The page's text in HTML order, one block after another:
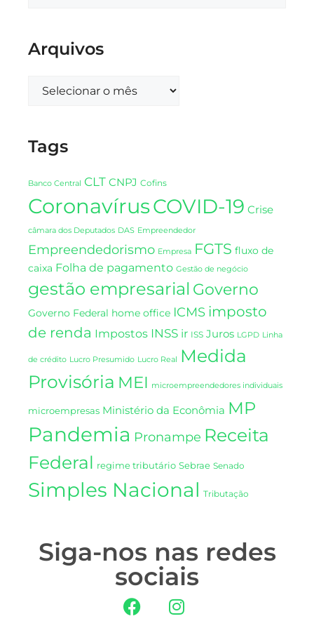
Arquivos
Tags
Banco Central CLT CNPJ Cofins
CoronavírusCOVID-19 Crise
câmara dos Deputados DAS Empreendedor
Empreendedorismo Empresa FGTS fluxo de
caixa Folha de pagamento Gestão de negócio
gestão empresarial Governo
Governo Federal home office ICMS imposto
de renda Impostos INSS ir ISS Juros LGPD Linha
de crédito Lucro Presumido Lucro Real
Medida
Provisória MEI microempreendedores individuais
microempresas Ministério da Econômia MP
Pandemia Pronampe Receita
Federal regime tributário Sebrae Senado
Simples Nacional Tributação
Siga-nos nas redes
sociais